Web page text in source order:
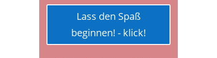
Lass den Spaß
beginnen! - klick!